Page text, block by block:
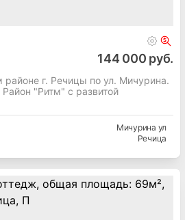
144 000 руб.
г. Речицы по ул. Мичурина.
"Ритм" с развитой
Мичурина ул
Речица